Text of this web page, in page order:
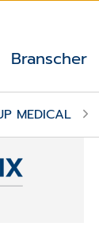
Branscher
MEDICAL